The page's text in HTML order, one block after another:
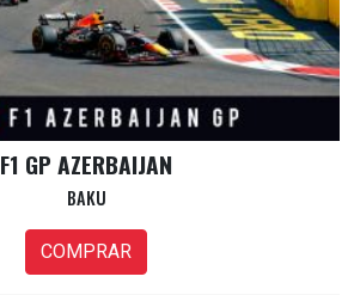
F1 GP AZERBAIJAN
BAKU
COMPRAR